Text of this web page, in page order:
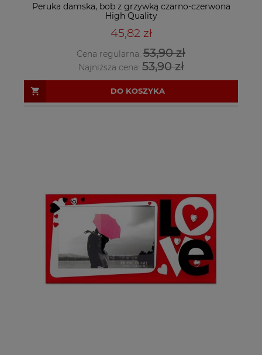
Peruka damska, bob z grzywką czarno-czerwona
High Quality
45,82 zł
Cena regularna: 53,90 zł
Najniższa cena:53,90 zł
DO KOSZYKA